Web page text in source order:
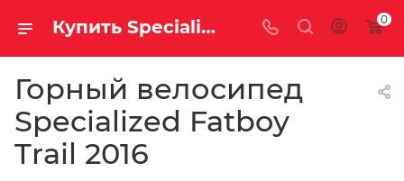
Купить Specialized Fatboy Trail 2016 за рублей, а со скидкой 0
Горный велосипед
Specialized Fatboy
Trail 2016